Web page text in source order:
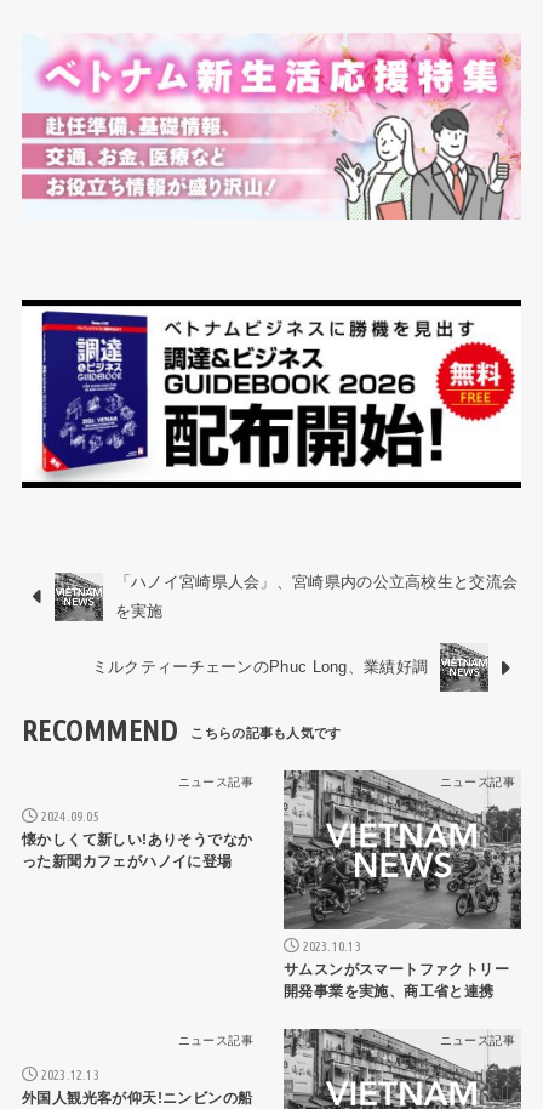
「ハノイ宮崎県人会」、宮崎県内の公立高校生と交流会
を実施
ミルクティーチェーンのPhuc Long、業績好調
RECOMMEND
ニュース記事
2024.09.05
懐かしくて新しい!ありそうでなか
った新聞カフェがハノイに登場
ニュース記事
2023.10.13
サムスンがスマートファクトリー
開発事業を実施、商工省と連携
ニュース記事
2023.12.13
外国人観光客が仰天!ニンビンの船
ニュース記事